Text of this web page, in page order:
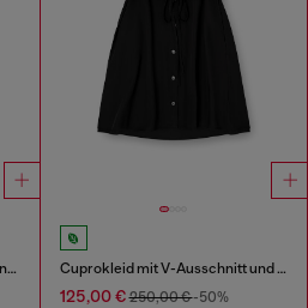
Metallisches Midikleid mit Rosendruck Cuprokleid mit V-Ausschnitt und Knöpfen vorne
125,00 €250,00 €-50%